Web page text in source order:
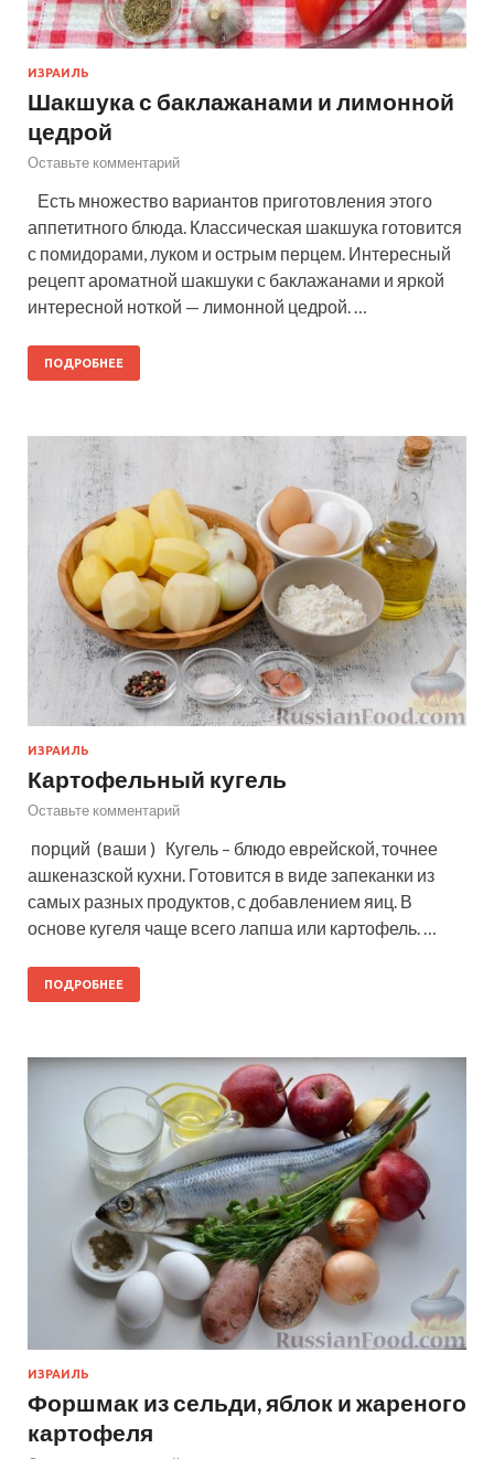
ИЗРАИЛЬ
Шакшука с баклажанами и лимонной
цедрой
Оставьте комментарий
Есть множество вариантов приготовления этого
аппетитного блюда. Классическая шакшука готовится
с помидорами, луком и острым перцем. Интересный
рецепт ароматной шакшуки с баклажанами и яркой
интересной ноткой — лимонной цедрой. …
ПОДРОБНЕЕ
ИЗРАИЛЬ
Картофельный кугель
Оставьте комментарий
порций (ваши ) Кугель – блюдо еврейской, точнее
ашкеназской кухни. Готовится в виде запеканки из
самых разных продуктов, с добавлением яиц. В
основе кугеля чаще всего лапша или картофель. …
ПОДРОБНЕЕ
ИЗРАИЛЬ
Форшмак из сельди, яблок и жареного
картофеля